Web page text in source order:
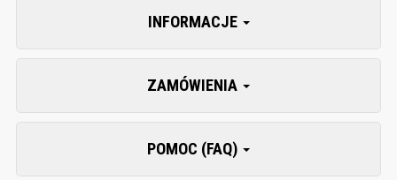
INFORMACJE
ZAMÓWIENIA
POMOC (FAQ)